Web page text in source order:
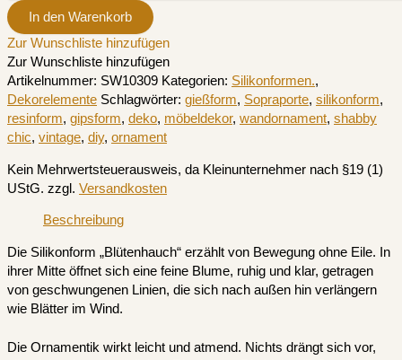
In den Warenkorb
Zur Wunschliste hinzufügen
Zur Wunschliste hinzufügen
Artikelnummer: SW10309 Kategorien: Silikonformen.,
Dekorelemente Schlagwörter: gießform, Sopraporte, silikonform,
resinform, gipsform, deko, möbeldekor, wandornament, shabby
chic, vintage, diy, ornament
Kein Mehrwertsteuerausweis, da Kleinunternehmer nach §19 (1)
UStG. zzgl. Versandkosten
Beschreibung
Die Silikonform „Blütenhauch“ erzählt von Bewegung ohne Eile. In
ihrer Mitte öffnet sich eine feine Blume, ruhig und klar, getragen
von geschwungenen Linien, die sich nach außen hin verlängern
wie Blätter im Wind.
Die Ornamentik wirkt leicht und atmend. Nichts drängt sich vor,